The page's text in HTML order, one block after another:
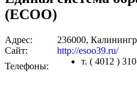
(ЕСОО)
Адрес:
236000,
Сайт:
http://esoo39.ru/
Телефоны:
т. ( 4012 )